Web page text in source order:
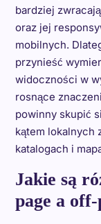
bardziej
oraz jej
mobilnych.
przynieść
widoczności w
rosnące
powinny skupić
kątem lokalnych
katalogach i
Jakie są
page a off-